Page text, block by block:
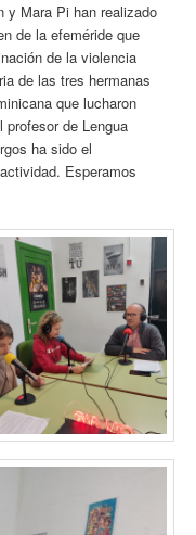
y Mara Pi han realizado
de la efeméride que
de la violencia
de las tres hermanas
que lucharon
profesor de Lengua
ha sido el
Esperamos